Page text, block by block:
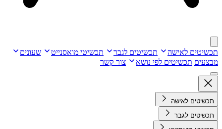
תכשיטים לאישה תכשיטים לגבר תכשיטי מואסנייט
שעונים
מבצעים תכשיטים לפי נושא צור קשר
תכשיטים לאישה
תכשיטים לגבר